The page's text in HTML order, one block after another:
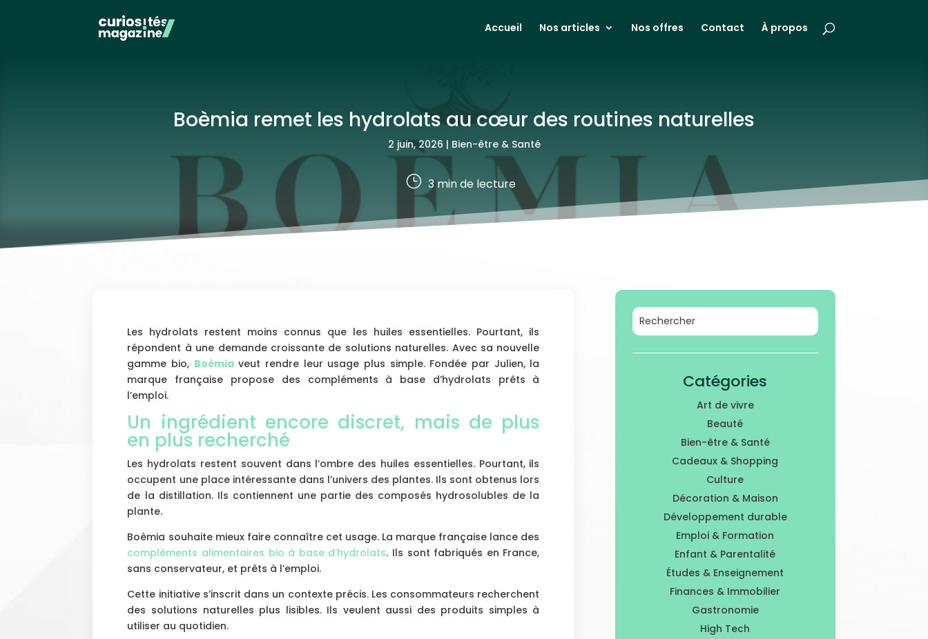
Accueil Nos articles Nos offres Contact À propos
Boèmia remet les hydrolats au cœur des routines naturelles
2 juin, 2026 | Bien-être & Santé
} 3min de lecture
Les hydrolats restent moins connus que les huiles essentielles. Pourtant, ils
répondent à une demande croissante de solutions naturelles. Avec sa nouvelle
gamme bio, Boèmiaveut rendre leur usage plus simple. Fondée par Julien, la
marque française propose des compléments à base d’hydrolats prêts à
l’emploi.
Un ingrédient encore discret, mais de plus
en plus recherché
Les hydrolats restent souvent dans l’ombre des huiles essentielles. Pourtant, ils
occupent une place intéressante dans l’univers des plantes. Ils sont obtenus lors
de la distillation. Ils contiennent une partie des composés hydrosolubles de la
plante.
Boèmia souhaite mieux faire connaître cet usage. La marque française lance des
compléments alimentaires bio à base d’hydrolats. Ils sont fabriqués en France,
sans conservateur, et prêts à l’emploi.
Cette initiative s’inscrit dans un contexte précis. Les consommateurs recherchent
des solutions naturelles plus lisibles. Ils veulent aussi des produits simples à
utiliser au quotidien.
Catégories
Art de vivre
Beauté
Bien-être & Santé
Cadeaux & Shopping
Culture
Décoration & Maison
Développement durable
Emploi & Formation
Enfant & Parentalité
Études & Enseignement
Finances & Immobilier
Gastronomie
High Tech